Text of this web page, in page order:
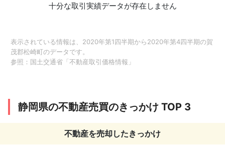
静岡県
三島市
3ヶ月以内 4LDK 築25年以内
静岡県
静岡市駿河区
3ヶ月以内 3LDK 築10年以内
十分な取引実績データが存在しません
表示されている情報は、2020年第1四半期から2020年第4四半期の賀
茂郡松崎町のデータです。
参照： 国土交通省「不動産取引価格情報」
静岡県の不動産売買のきっかけ TOP 3
不動産を売却したきっかけ